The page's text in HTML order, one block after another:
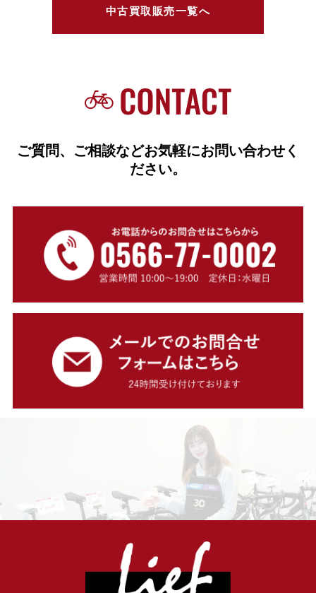
中古買取販売一覧へ
ご質問、ご相談などお気軽にお問い合わせく
ださい。